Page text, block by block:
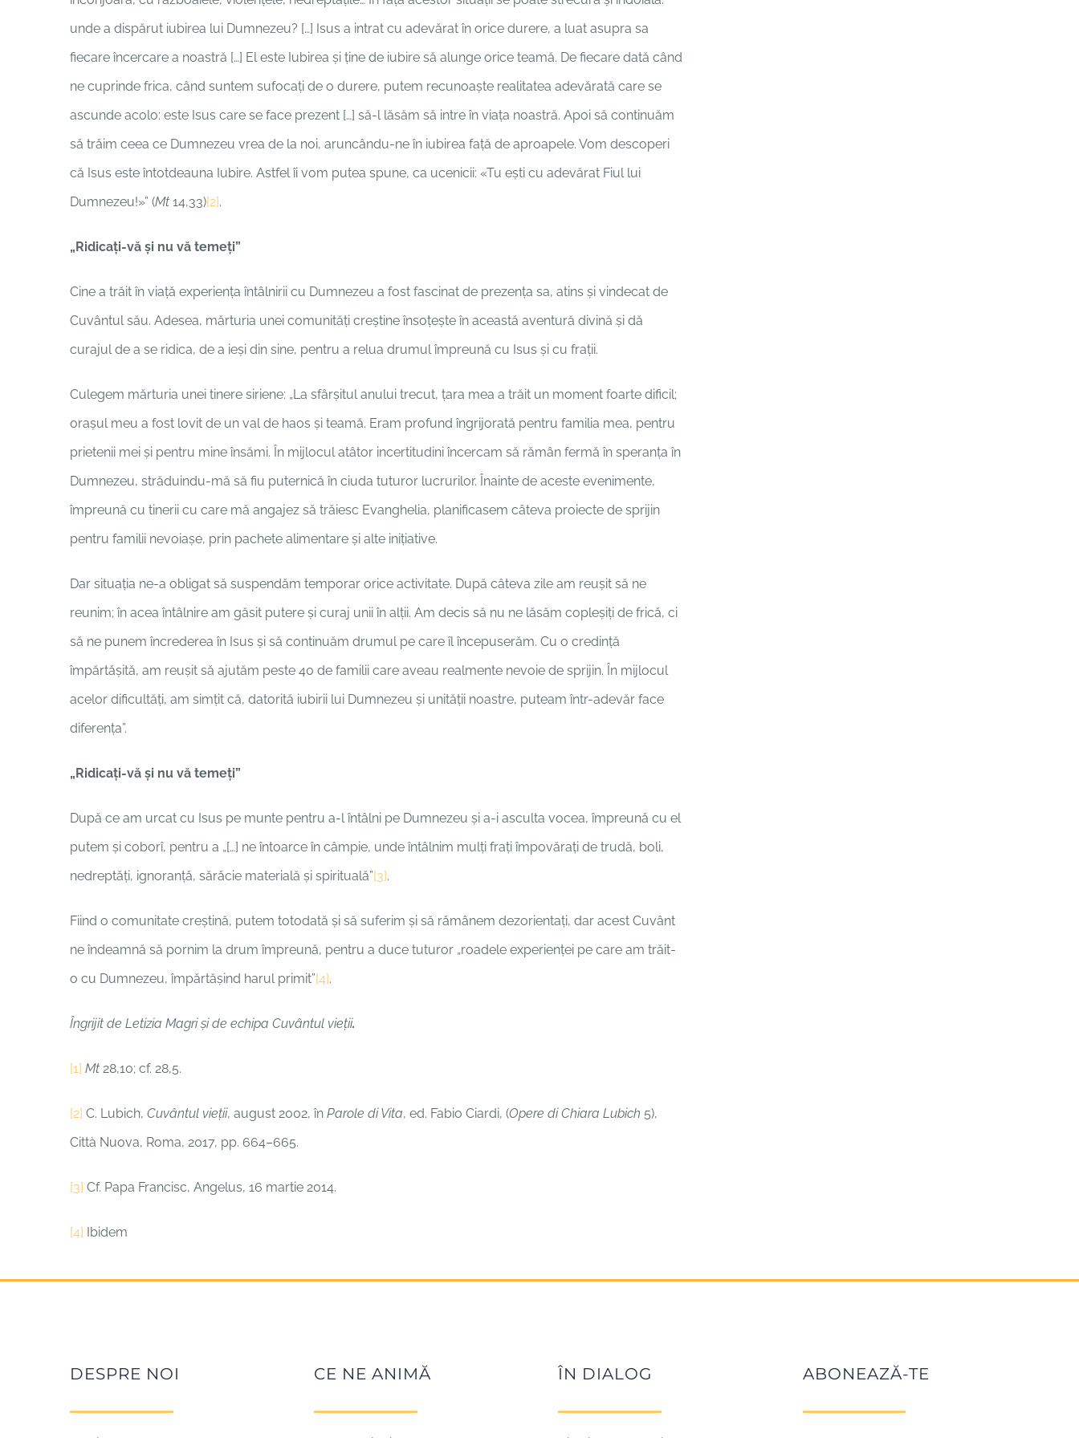
unde a dispărut iubirea lui Dumnezeu? […] Isus a intrat cu adevărat în orice durere, a luat asupra sa
fiecare încercare a noastră […] El este Iubirea și ține de iubire să alunge orice teamă. De fiecare dată când
ne cuprinde frica, când suntem sufocați de o durere, putem recunoaște realitatea adevărată care se
ascunde acolo: este Isus care se face prezent […] să-l lăsăm să intre în viața noastră. Apoi să continuăm
să trăim ceea ce Dumnezeu vrea de la noi, aruncându-ne în iubirea față de aproapele. Vom descoperi
că Isus este întotdeauna Iubire. Astfel îi vom putea spune, ca ucenicii: «Tu ești cu adevărat Fiul lui
Dumnezeu!»” (Mt14,33)[2].
„Ridicați-vă și nu vă temeți”
Cine a trăit în viață experiența întâlnirii cu Dumnezeu a fost fascinat de prezența sa, atins și vindecat de
Cuvântul său. Adesea, mărturia unei comunități creștine însoțește în această aventură divină și dă
curajul de a se ridica, de a ieși din sine, pentru a relua drumul împreună cu Isus și cu frații.
Culegem mărturia unei tinere siriene: „La sfârșitul anului trecut, țara mea a trăit un moment foarte dificil;
orașul meu a fost lovit de un val de haos și teamă. Eram profund îngrijorată pentru familia mea, pentru
prietenii mei și pentru mine însămi. În mijlocul atâtor incertitudini încercam să rămân fermă în speranța în
Dumnezeu, străduindu-mă să fiu puternică în ciuda tuturor lucrurilor. Înainte de aceste evenimente,
împreună cu tinerii cu care mă angajez să trăiesc Evanghelia, planificasem câteva proiecte de sprijin
pentru familii nevoiașe, prin pachete alimentare și alte inițiative.
Dar situația ne-a obligat să suspendăm temporar orice activitate. După câteva zile am reușit să ne
reunim; în acea întâlnire am găsit putere și curaj unii în alții. Am decis să nu ne lăsăm copleșiți de frică, ci
să ne punem încrederea în Isus și să continuăm drumul pe care îl începuserăm. Cu o credință
împărtășită, am reușit să ajutăm peste 40 de familii care aveau realmente nevoie de sprijin. În mijlocul
acelor dificultăți, am simțit că, datorită iubirii lui Dumnezeu și unității noastre, puteam într-adevăr face
diferența”.
„Ridicați-vă și nu vă temeți”
După ce am urcat cu Isus pe munte pentru a-l întâlni pe Dumnezeu și a-i asculta vocea, împreună cu el
putem și coborî, pentru a „[…] ne întoarce în câmpie, unde întâlnim mulți frați împovărați de trudă, boli,
nedreptăți, ignoranță, sărăcie materială și spirituală”[3].
Fiind o comunitate creștină, putem totodată și să suferim și să rămânem dezorientați, dar acest Cuvânt
ne îndeamnă să pornim la drum împreună, pentru a duce tuturor „roadele experienței pe care am trăit-
o cu Dumnezeu, împărtășind harul primit”[4].
Îngrijit de Letizia Magri și de echipa Cuvântul vieții.
[1] Mt28,10; cf. 28,5.
[2] C. Lubich, Cuvântul vieții, august 2002, în Parole di Vita, ed. Fabio Ciardi, (Opere di Chiara Lubich 5),
Città Nuova, Roma, 2017, pp. 664–665.
[3] Cf. Papa Francisc, Angelus, 16 martie 2014.
[4] Ibidem
DESPRE NOI CE NE ANIMĂ ÎN DIALOG ABONEAZĂ-TE